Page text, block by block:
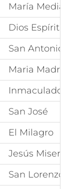
María
Dios Espíritu
San Antonio
Maria
Inmaculado
San José
El Milagro
Jesús
San Lorenzo